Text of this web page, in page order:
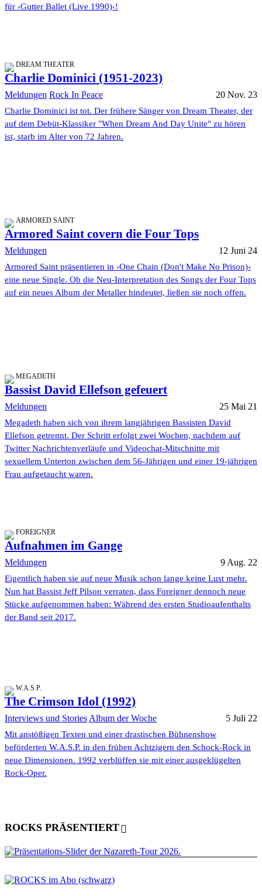
für ›Gutter Ballet (Live 1990)‹!
DREAM THEATER
Charlie Dominici (1951-2023)
Meldungen Rock In Peace 20 Nov. 23
Charlie Dominici ist tot. Der frühere Sänger von Dream Theater, der
auf dem Debüt-Klassiker "When Dream And Day Unite" zu hören
ist, starb im Alter von 72 Jahren.
ARMORED SAINT
Armored Saint covern die Four Tops
Meldungen 12 Juni 24
Armored Saint präsentieren in ›One Chain (Don't Make No Prison)‹
eine neue Single. Ob die Neu-Interpretation des Songs der Four Tops
auf ein neues Album der Metaller hindeutet, ließen sie noch offen.
MEGADETH
Bassist David Ellefson gefeuert
Meldungen 25 Mai 21
Megadeth haben sich von ihrem langjährigen Bassisten David
Ellefson getrennt. Der Schritt erfolgt zwei Wochen, nachdem auf
Twitter Nachrichtenverläufe und Videochat-Mitschnitte mit
sexuellem Unterton zwischen dem 56-Jährigen und einer 19-jährigen
Frau aufgetaucht waren.
FOREIGNER
Aufnahmen im Gange
Meldungen 9 Aug. 22
Eigentlich haben sie auf neue Musik schon lange keine Lust mehr.
Nun hat Bassist Jeff Pilson verraten, dass Foreigner dennoch neue
Stücke aufgenommen haben: Während des ersten Studioaufenthalts
der Band seit 2017.
W.A.S.P.
The Crimson Idol (1992)
Interviews und Stories Album der Woche 5 Juli 22
Mit anstößigen Texten und einer drastischen Bühnenshow
beförderten W.A.S.P. in den frühen Achtzigern den Schock-Rock in
neue Dimensionen. 1992 verblüffen sie mit einer ausgeklügelten
Rock-Oper.
ROCKS PRÄSENTIERT